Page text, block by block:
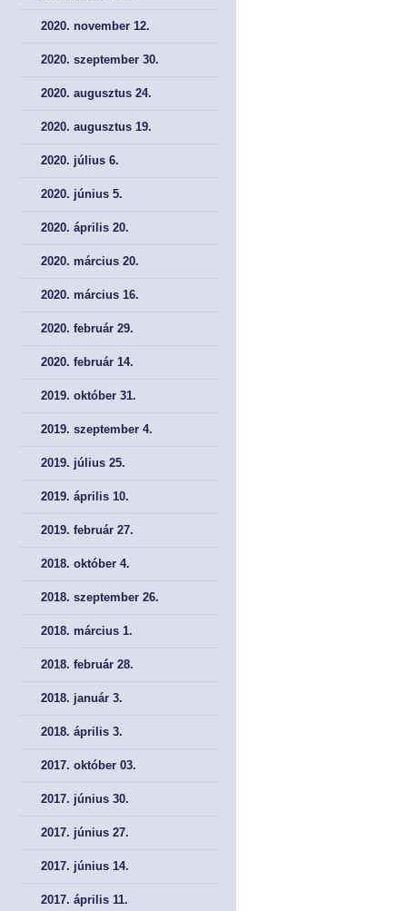
SZAKMAI CIKKEK
SZAKMAI CIKKEK
2020. november 12.
2020. szeptember 30.
2020. augusztus 24.
2020. augusztus 19.
2020. július 6.
2020. június 5.
2020. április 20.
2020. március 20.
2020. március 16.
2020. február 29.
2020. február 14.
2019. október 31.
2019. szeptember 4.
2019. július 25.
2019. április 10.
2019. február 27.
2018. október 4.
2018. szeptember 26.
2018. március 1.
2018. február 28.
2018. január 3.
2018. április 3.
2017. október 03.
2017. június 30.
2017. június 27.
2017. június 14.
2017. április 11.